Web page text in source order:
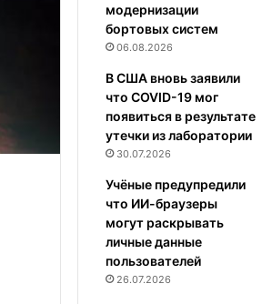
модернизации
бортовых систем
06.08.2026
В США вновь заявили
что COVID-19 мог
появиться в результате
утечки из лаборатории
30.07.2026
Учёные предупредили
что ИИ-браузеры
могут раскрывать
личные данные
пользователей
26.07.2026